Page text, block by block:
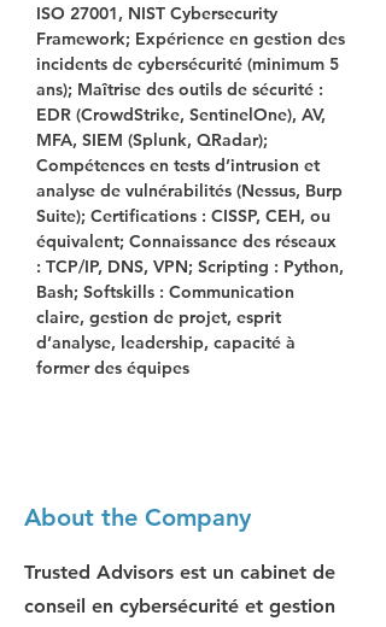
ISO 27001, NIST Cybersecurity
Framework; Expérience en gestion des
incidents de cybersécurité (minimum 5
ans); Maîtrise des outils de sécurité :
EDR (CrowdStrike, SentinelOne), AV,
MFA, SIEM (Splunk, QRadar);
Compétences en tests d’intrusion et
analyse de vulnérabilités (Nessus, Burp
Suite); Certifications : CISSP, CEH, ou
équivalent; Connaissance des réseaux
: TCP/IP, DNS, VPN; Scripting : Python,
Bash; Softskills : Communication
claire, gestion de projet, esprit
d’analyse, leadership, capacité à
former des équipes
About the Company
Trusted Advisors est un cabinet de
conseil en cybersécurité et gestion